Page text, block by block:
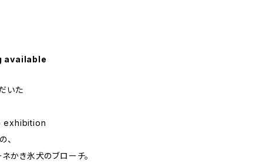
available
いた
exhibition
、
かき氷犬のブローチ。